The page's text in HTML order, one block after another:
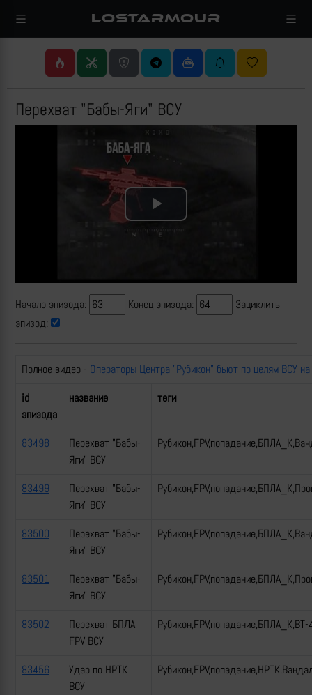
LOSTARMOUR
Перехват "Бабы-Яги" ВСУ
Play
Video
Начало эпизода: Конец эпизода:
Зациклить
эпизод:
Полное видео - Операторы Центра "Рубикон" бьют по целям ВСУ
id
эпизода
название теги
83498
Перехват "Бабы-
Яги" ВСУ
83499
Перехват "Бабы-
Яги" ВСУ
83500
Перехват "Бабы-
Яги" ВСУ
83501
Перехват "Бабы-
Яги" ВСУ
83502
Перехват БПЛА
FPV ВСУ
83456
Удар по НРТК
ВСУ